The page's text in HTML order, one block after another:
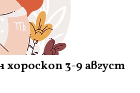
хороскоп 3-9 август